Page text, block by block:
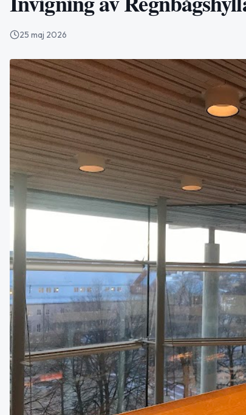
25 maj 2026